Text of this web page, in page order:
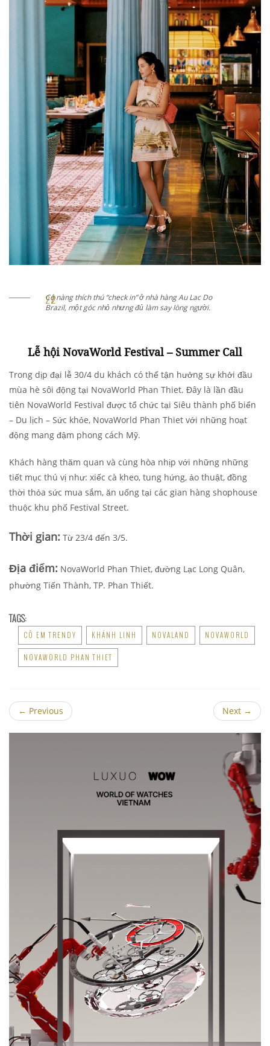
Au Lac Do
lòng người.
Khánh Linh “check in” sân Golf PGA –
hố PGA độc quyền toàn quốc chỉ có tại
Lễ hội NovaWorld Festival – Summer Call
Trong dịp đại lễ 30/4 du khách có thể tận hưởng sự khởi đầu
mùa hè sôi động tại NovaWorld Phan Thiet. Đây là lần đầu
tiên NovaWorld Festival được tổ chức tại Siêu thành phố biển
– Du lịch – Sức khỏe, NovaWorld Phan Thiet với những hoạt
động mang đậm phong cách Mỹ.
Khách hàng thăm quan và cùng hòa nhịp với những những
tiết mục thú vị như: xiếc cà kheo, tung hứng, ảo thuật, đồng
thời thỏa sức mua sắm, ăn uống tại các gian hàng shophouse
thuộc khu phố Festival Street.
Thời gian: Từ 23/4 đến 3/5.
Địa điểm: NovaWorld Phan Thiet, đường Lạc Long Quân,
phường Tiến Thành, TP. Phan Thiết.
TAGS:
CÔ EM TRENDY KHÁNH LINH NOVALAND NOVAWORLD
NOVAWORLD PHAN THIET
← Previous Next →